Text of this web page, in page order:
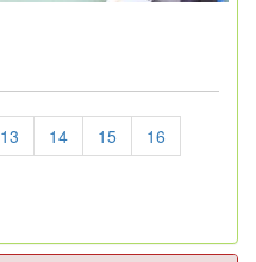
13 14 15
16